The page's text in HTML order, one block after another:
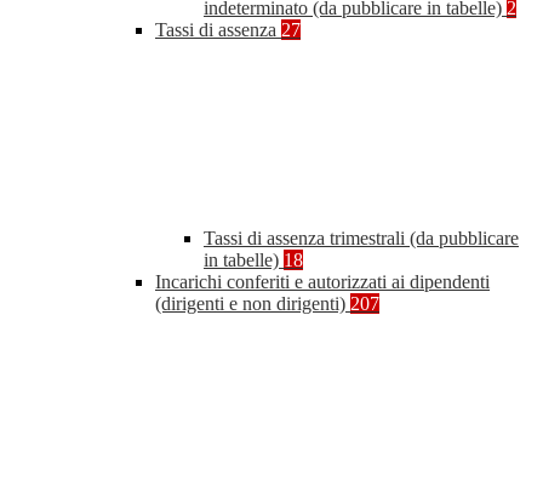
indeterminato (da pubblicare in tabelle) 2
Tassi di assenza 27
Tassi di assenza trimestrali (da pubblicare
in tabelle) 18
Incarichi conferiti e autorizzati ai dipendenti
(dirigenti e non dirigenti) 207